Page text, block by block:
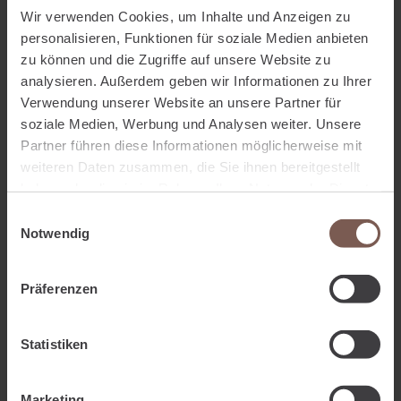
Wir verwenden Cookies, um Inhalte und Anzeigen zu
personalisieren, Funktionen für soziale Medien anbieten
zu können und die Zugriffe auf unsere Website zu
analysieren. Außerdem geben wir Informationen zu Ihrer
Verwendung unserer Website an unsere Partner für
soziale Medien, Werbung und Analysen weiter. Unsere
Partner führen diese Informationen möglicherweise mit
weiteren Daten zusammen, die Sie ihnen bereitgestellt
Notwendig
Präferenzen
Statistiken
Berufsunfähigkeitsversicherungen Verwendung findet. Ziel
und Zweck der Zusatzklausel ist eine deutlich vereinfachte
Prüfung im Leistungsfall und dahingehend schnellere
Genehmigung der versicherten Rentenleistung. Die Dauer
der Rentenzahlung ist jedoch begrenzt und an bestimmte
weiterlesen
Die Arbeitsunfähigkeitsklausel (AU-Klausel)
in der Berufsunfähigkeitsversicherung
Berufsunfähigkeitsversicherung - Episode abspielen Wenn